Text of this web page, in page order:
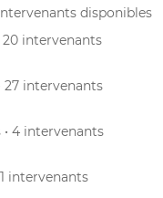
disponibles
20 intervenants
27 intervenants
• 4 intervenants
1 intervenants